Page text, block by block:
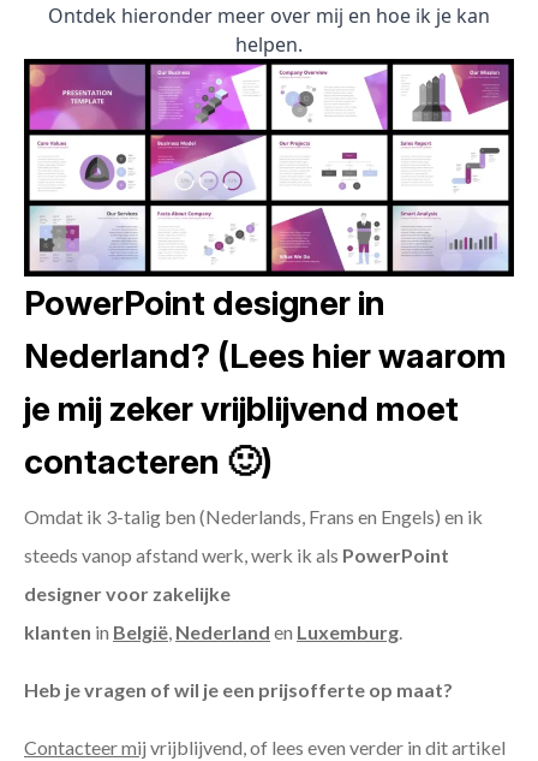
Ontdek hieronder meer over mij en hoe ik je kan
helpen.
PowerPoint designer in
Nederland? (Lees hier waarom
je mij zeker vrijblijvend moet
contacteren 🙂)
Omdat ik 3-talig ben (Nederlands, Frans en Engels) en ik
steeds vanop afstand werk, werk ik als PowerPoint
designer voor zakelijke
klanten in België, Nederland en Luxemburg.
Heb je vragen of wil je een prijsofferte op maat?
Contacteer mij vrijblijvend, of lees even verder in dit artikel